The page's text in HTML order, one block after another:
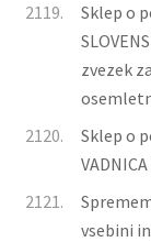
2119.
Sklep o
zvezek
2120.
Sklep o
2121.
vsebini